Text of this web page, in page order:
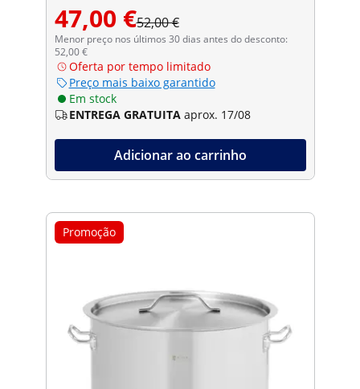
47,00 €52,00 €
Menor preço nos últimos 30 dias antes do desconto:
52,00 €
Oferta por tempo limitado
Preço mais baixo garantido
Em stock
ENTREGA GRATUITA aprox. 17/08
Adicionar ao carrinho
Promoção